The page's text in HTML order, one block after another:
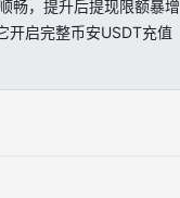
畅，提升后提现限额暴增
开启完整币安USDT充值